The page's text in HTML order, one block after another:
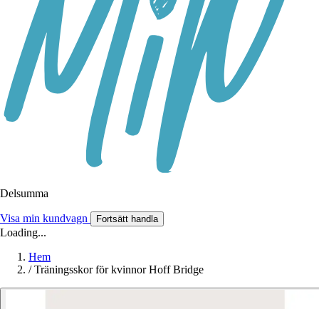
Delsumma
Visa min kundvagn Fortsätt handla
Loading...
Hem
/ Träningsskor för kvinnor Hoff Bridge